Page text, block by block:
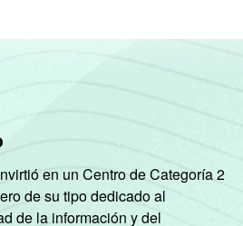
en un Centro de Categoría 2
de su tipo dedicado al
de la información y del